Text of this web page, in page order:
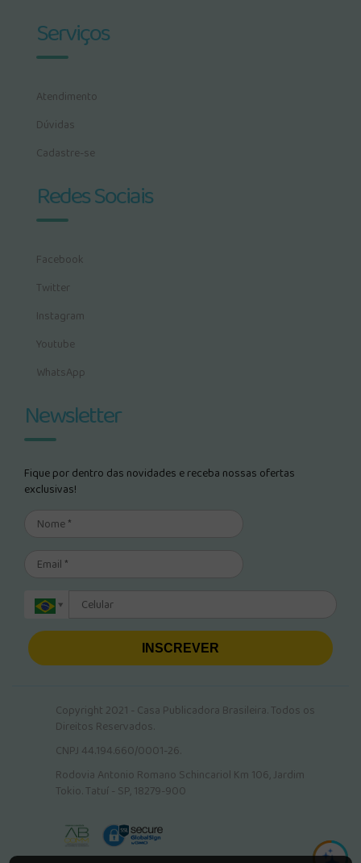
Serviços
Atendimento
Dúvidas
Cadastre-se
Redes Sociais
Facebook
Twitter
Instagram
Youtube
WhatsApp
Newsletter
Fique por dentro das novidades e receba nossas ofertas
exclusivas!
INSCREVER
Copyright 2021 - Casa Publicadora Brasileira. Todos os
Direitos Reservados.
CNPJ 44.194.660/0001-26.
Rodovia Antonio Romano Schincariol Km 106, Jardim
Tokio. Tatuí - SP, 18279-900